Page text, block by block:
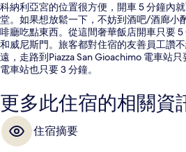
科納利亞宮的位置很方便，開車 5 分鐘內
堂。如果想放鬆一下，不妨到酒吧/酒廊小
啡廳吃點東西。從這間奢華飯店開車只要
和威尼斯門。旅客都對住宿的友善員工讚
遠，走路到Piazza San Gioachimo 電車站
電車站也只要 3 分鐘。
更多此住宿的相關資
住宿摘要